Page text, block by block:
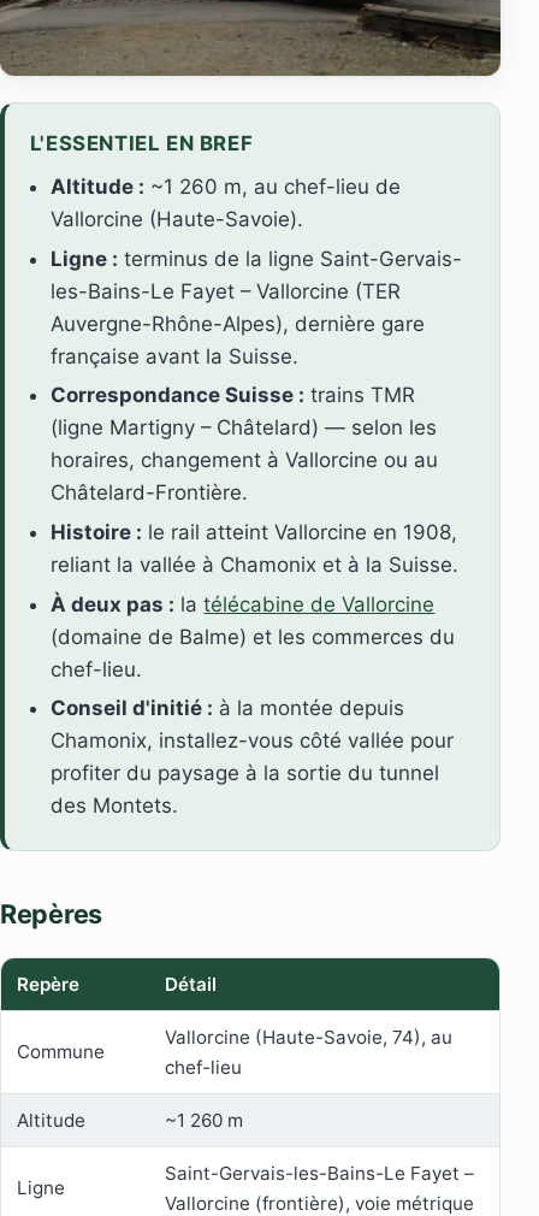
L'ESSENTIEL EN BREF
Altitude : ~1 260 m, au chef-lieu de
Vallorcine (Haute-Savoie).
Ligne : terminus de la ligne Saint-Gervais-
les-Bains-Le Fayet – Vallorcine (TER
Auvergne-Rhône-Alpes), dernière gare
française avant la Suisse.
Correspondance Suisse : trains TMR
(ligne Martigny – Châtelard) — selon les
horaires, changement à Vallorcine ou au
Châtelard-Frontière.
Histoire : le rail atteint Vallorcine en 1908,
reliant la vallée à Chamonix et à la Suisse.
À deux pas : latélécabine de Vallorcine
(domaine de Balme) et les commerces du
chef-lieu.
Conseil d'initié : à la montée depuis
Chamonix, installez-vous côté vallée pour
profiter du paysage à la sortie du tunnel
des Montets.
Repères
Repère Détail
Commune
Vallorcine (Haute-Savoie, 74), au
chef-lieu
Altitude ~1 260 m
Ligne
Saint-Gervais-les-Bains-Le Fayet –
Vallorcine (frontière), voie métrique